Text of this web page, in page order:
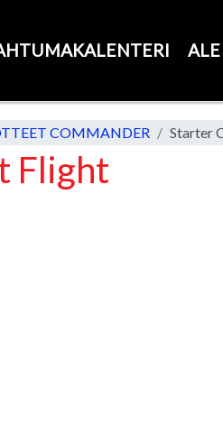
COMMANDER Starter
Flight